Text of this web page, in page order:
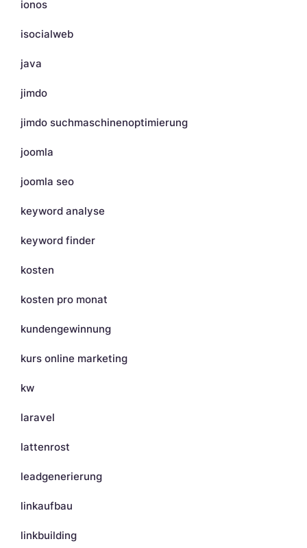
ionos
isocialweb
java
jimdo
jimdo suchmaschinenoptimierung
joomla
joomla seo
keyword analyse
keyword finder
kosten
kosten pro monat
kundengewinnung
kurs online marketing
kw
laravel
lattenrost
leadgenerierung
linkaufbau
linkbuilding